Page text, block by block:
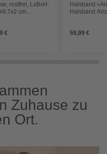
rostfrei, LxBxH:
cm,
€
Halsband
Halsband
59,99 €
Zuhause zu
Ort.